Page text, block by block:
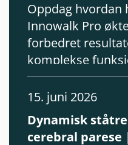
Oppdag hvordan
Innowalk Pro
forbedret
komplekse
15. juni 2026
Dynamisk
cerebral parese